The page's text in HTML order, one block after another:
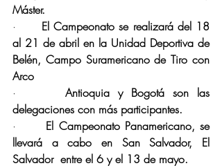
Máster.
· El Campeonato se realizará del 18
al 21 de abril en la Unidad Deportiva de
Belén, Campo Suramericano de Tiro con
Arco
· Antioquia y Bogotá son las
delegaciones con más participantes.
· El Campeonato Panamericano, se
llevará a cabo en San Salvador, El
Salvador  entre el 6 y el 13 de mayo.